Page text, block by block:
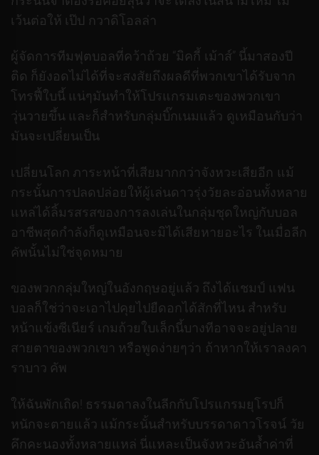
เว้นต่อให้ เป๊ป กวาดิโอลล่า
ผู้จัดการทีมฟุตบอลที่คว้าถ้วย “มิคกี้ เม้าส์” นี้มาสองปี
ติด ก็ยังอดไม่ได้ที่จะสงสัยถึงผลดีที่พวกเขาได้รับจาก
โทรฟี้ใบนี้ แน่ๆมันทำให้โปรแกรมเตะของพวกเขา
วุ่นวายขึ้น และก็สำหรับกลุ่มบิ๊กเนมแล้ว ดูเหมือนกับว่า
มันจะเปลี่ยนเป็น
เปลี่ยนโลก ภาระหน้าที่เสียมากกว่าจังหวะเสียอีก แม้
กระนั้นการปลดปล่อยให้ผู้เล่นดาวรุ่งวัยละอ่อนทั้งหลาย
แหล่ได้ลิ้มรสรสของการลงเล่นในกลุ่มชุดใหญ่กับบอล
อาชีพสุดกำลังก็ดูเหมือนจะมิได้เสียหายอะไร ในเมื่อลีก
คัพนั้นไม่ใช่จุดหมาย
ของพวกกลุ่มใหญ่ในอังกฤษอยู่แล้ว ถึงได้แชมป์ แฟน
บอลก็ใช่ว่าจะเอาไปคุยไปยืดอกได้สักที่ไหน สำหรับ
หน้าแข้งซีเนียร์ เกมถ้วยใบเล็กนี้บางทีอาจจะอยู่ปลาย
สายตาของพวกเขา หรือพูดง่ายๆว่า ถ้าหากให้เราลงคา
ราบาว คัพ
ให้ฉันพักเถิด! ธรรมดาลงในลีกกับโปรแกรมยุโรปก็
หนักจะตายแล้ว แม้กระนั้นสำหรับบรรดาดาวโรจน์ วัย
คึกคะนองทั้งหลายแหล่ นี่แหละเป็นจังหวะอันล้ำค่าที่